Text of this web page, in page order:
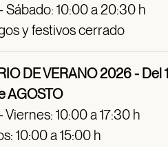
Sábado: 10:00 a 20:30 h
y festivos cerrado
DE VERANO 2026 - Del 1
AGOSTO
Viernes: 10:00 a 17:30 h
10:00 a 15:00 h